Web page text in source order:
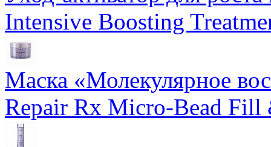
Intensive Boosting
Маска «Молекулярное
Repair Rx Micro-Bead Fill